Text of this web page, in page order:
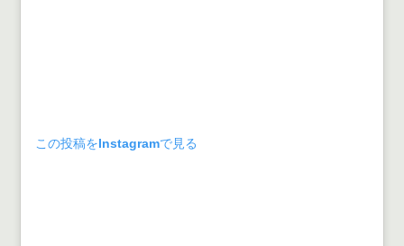
この投稿をInstagramで見る